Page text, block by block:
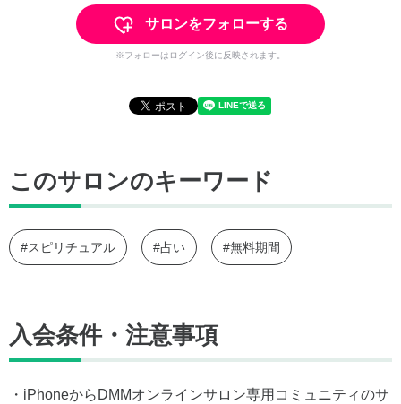
サロンをフォローする
※フォローはログイン後に反映されます。
このサロンのキーワード
#スピリチュアル #占い #無料期間
入会条件・注意事項
・iPhoneからDMMオンラインサロン専用コミュニティのサ